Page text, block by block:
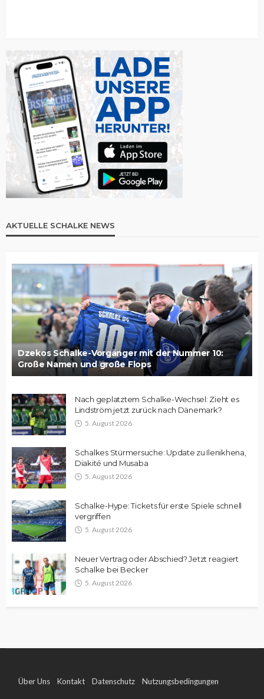
AKTUELLE SCHALKE NEWS
Dzekos Schalke-Vorgänger mit der Nummer 10:
Große Namen und große Flops
Nach geplatztem Schalke-Wechsel: Zieht es
Lindström jetzt zurück nach Dänemark?
5. August 2026
Schalkes Stürmersuche: Update zu Ilenikhena,
Diakité und Musaba
5. August 2026
Schalke-Hype: Tickets für erste Spiele schnell
vergriffen
5. August 2026
Neuer Vertrag oder Abschied? Jetzt reagiert
Schalke bei Becker
5. August 2026
Über Uns Kontakt Datenschutz Nutzungsbedingungen